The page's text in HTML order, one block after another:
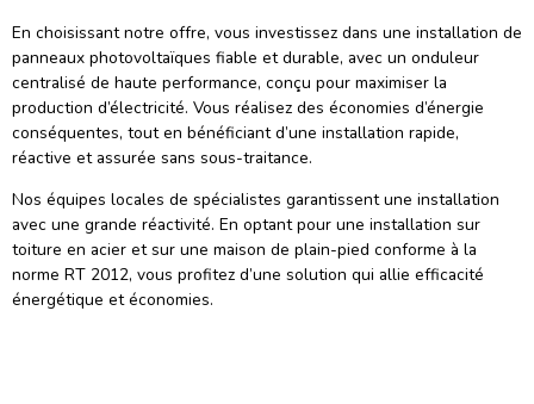
En choisissant notre offre, vous investissez dans une installation de
panneaux photovoltaïques fiable et durable, avec un onduleur
centralisé de haute performance, conçu pour maximiser la
production d’électricité. Vous réalisez des économies d’énergie
conséquentes, tout en bénéficiant d’une installation rapide,
réactive et assurée sans sous-traitance.
Nos équipes locales de spécialistes garantissent une installation
avec une grande réactivité. En optant pour une installation sur
toiture en acier et sur une maison de plain-pied conforme à la
norme RT 2012, vous profitez d’une solution qui allie efficacité
énergétique et économies.